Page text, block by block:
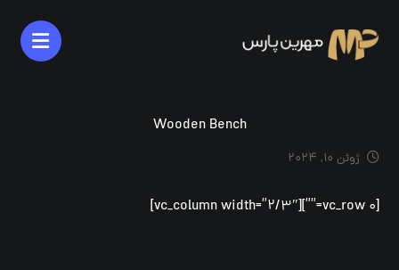
Wooden Bench
ژوئن ۱۰, ۲۰۲۴
[vc_row ۰=””][vc_column width=”۲/۳″]